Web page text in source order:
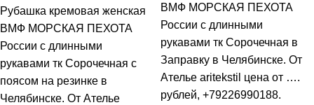
Рубашка кремовая женская
ВМФ МОРСКАЯ ПЕХОТА
России с длинными
рукавами тк Сорочечная с
поясом на резинке в
Челябинске. От Ателье
ВМФ МОРСКАЯ ПЕХОТА
России с длинными
рукавами тк Сорочечная в
Заправку в Челябинске. От
Ателье aritekstil цена от ….
рублей, +79226990188.